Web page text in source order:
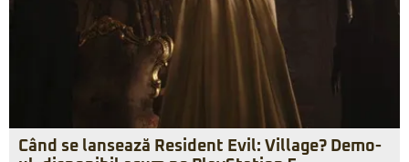
Când se lansează Resident Evil: Village? Demo-